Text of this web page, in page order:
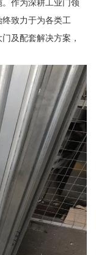
作为深耕工业门领
致力于为各类工
及配套解决方案，